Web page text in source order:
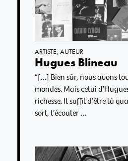
ARTISTE, AUTEUR
Hugues Blineau
“[…] Bien sûr, nous avons
mondes. Mais celui
richesse. Il suffit d’être là
sort, l’écouter …